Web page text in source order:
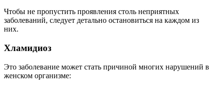
Чтобы не пропустить проявления столь неприятных
заболеваний, следует детально остановиться на каждом из
них.
Хламидиоз
Это заболевание может стать причиной многих нарушений в
женском организме: